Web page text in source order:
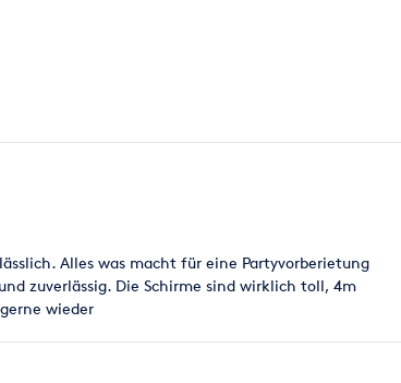
Alles was macht für eine Partyvorberietung
zuverlässig. Die Schirme sind wirklich toll, 4m
wieder